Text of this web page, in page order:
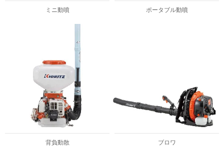
ミニ動噴 ポータブル動噴
背負動散 ブロワ